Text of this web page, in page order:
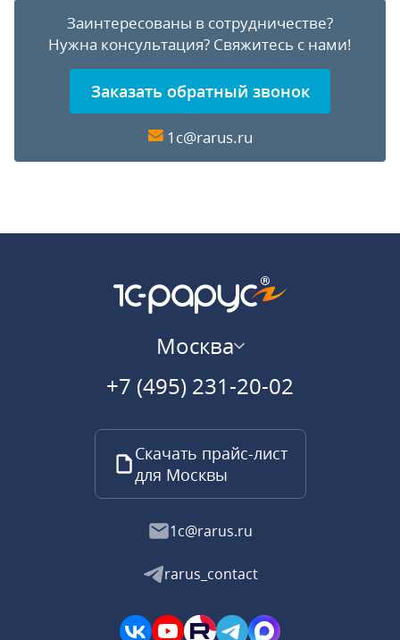
Заинтересованы в сотрудничестве?
Нужна консультация? Свяжитесь с нами!
Заказать обратный звонок
1c@rarus.ru
Москва
+7 (495) 231-20-02
Скачать прайс-лист
для Москвы
1c@rarus.ru
rarus_contact